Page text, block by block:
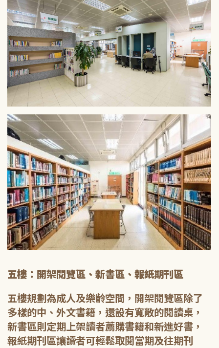
五樓：開架閱覽區、新書區、報紙期刊區
五樓規劃為成人及樂齡空間，開架閱覽區除了
多樣的中、外文書籍，還設有寬敞的閱讀桌，
新書區則定期上架讀者薦購書籍和新進好書，
報紙期刊區讓讀者可輕鬆取閱當期及往期刊